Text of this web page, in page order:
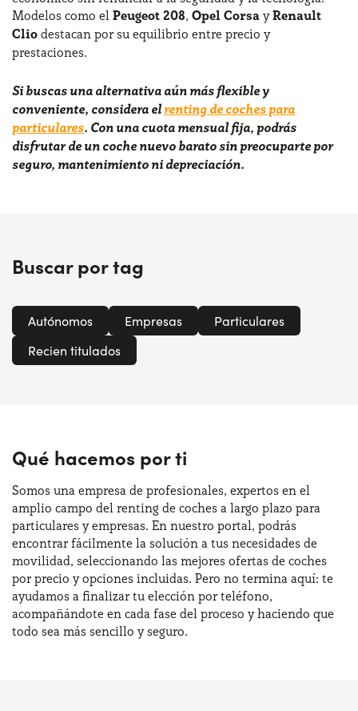
Modelos como el Peugeot 208, Opel Corsa yRenault
Clio destacan por su equilibrio entre precio y
prestaciones.
Si buscas una alternativa aún más flexible y
conveniente, considera elrenting de coches para
particulares. Con una cuota mensual fija, podrás
disfrutar de un coche nuevo barato sin preocuparte por
seguro, mantenimiento ni depreciación.
Buscar por tag
Autónomos Empresas
Particulares
Recien titulados
Qué hacemos por ti
Somos una empresa de profesionales, expertos en el
amplio campo del renting de coches a largo plazo para
particulares y empresas. En nuestro portal, podrás
encontrar fácilmente la solución a tus necesidades de
movilidad, seleccionando las mejores ofertas de coches
por precio y opciones incluidas. Pero no termina aquí: te
ayudamos a finalizar tu elección por teléfono,
acompañándote en cada fase del proceso y haciendo que
todo sea más sencillo y seguro.